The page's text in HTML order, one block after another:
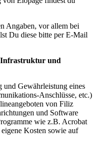
Angaben, vor allem bei
Du diese bitte per E-Mail
Infrastruktur und
Gewährleistung eines
Anschlüsse, etc.)
von Filiz
und Software
wie z.B. Acrobat
Kosten sowie auf